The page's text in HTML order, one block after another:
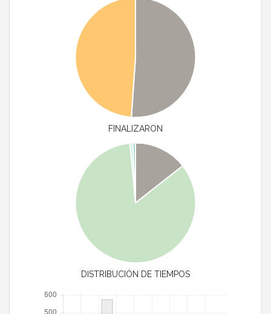
FINALIZARON
DISTRIBUCIÓN DE TIEMPOS